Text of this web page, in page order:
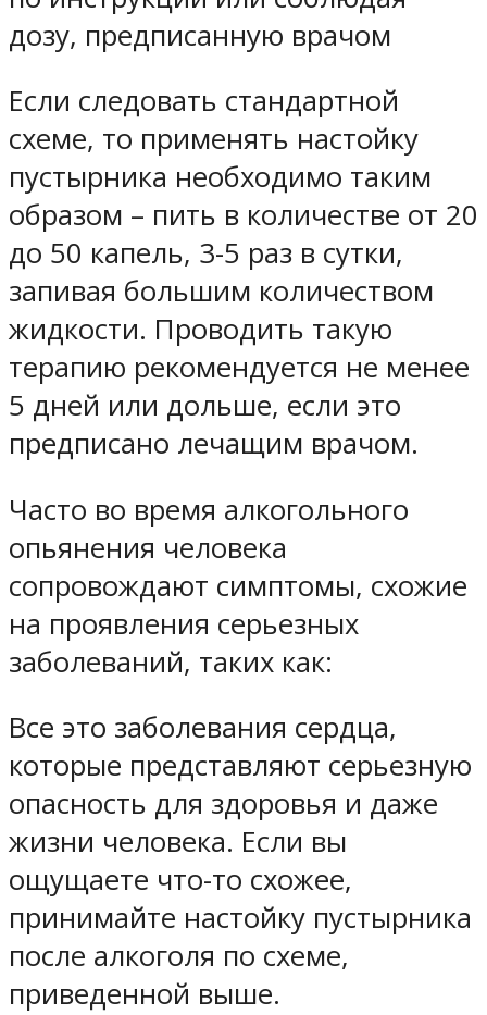
дозу, предписанную врачом
Если следовать стандартной
схеме, то применять настойку
пустырника необходимо таким
образом – пить в количестве от 20
до 50 капель, 3-5 раз в сутки,
запивая большим количеством
жидкости. Проводить такую
терапию рекомендуется не менее
5 дней или дольше, если это
предписано лечащим врачом.
Часто во время алкогольного
опьянения человека
сопровождают симптомы, схожие
на проявления серьезных
заболеваний, таких как:
Все это заболевания сердца,
которые представляют серьезную
опасность для здоровья и даже
жизни человека. Если вы
ощущаете что-то схожее,
принимайте настойку пустырника
после алкоголя по схеме,
приведенной выше.